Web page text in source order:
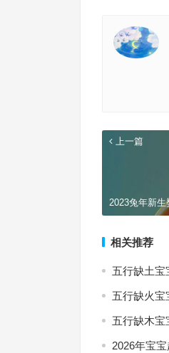
上一篇
2023兔年新
相关推荐
五行缺土
五行缺火
五行缺木
2026年宝